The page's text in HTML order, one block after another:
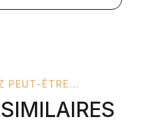
PEUT-ÊTRE...